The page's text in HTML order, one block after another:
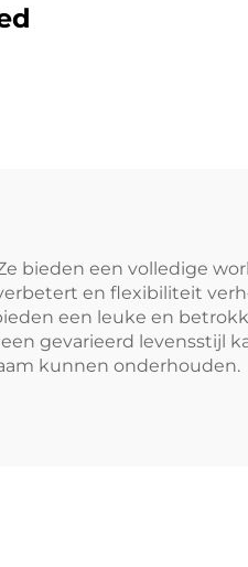
bieden een volledige
en flexibiliteit
een leuke en
gevarieerd levensstijl
kunnen onderhouden.